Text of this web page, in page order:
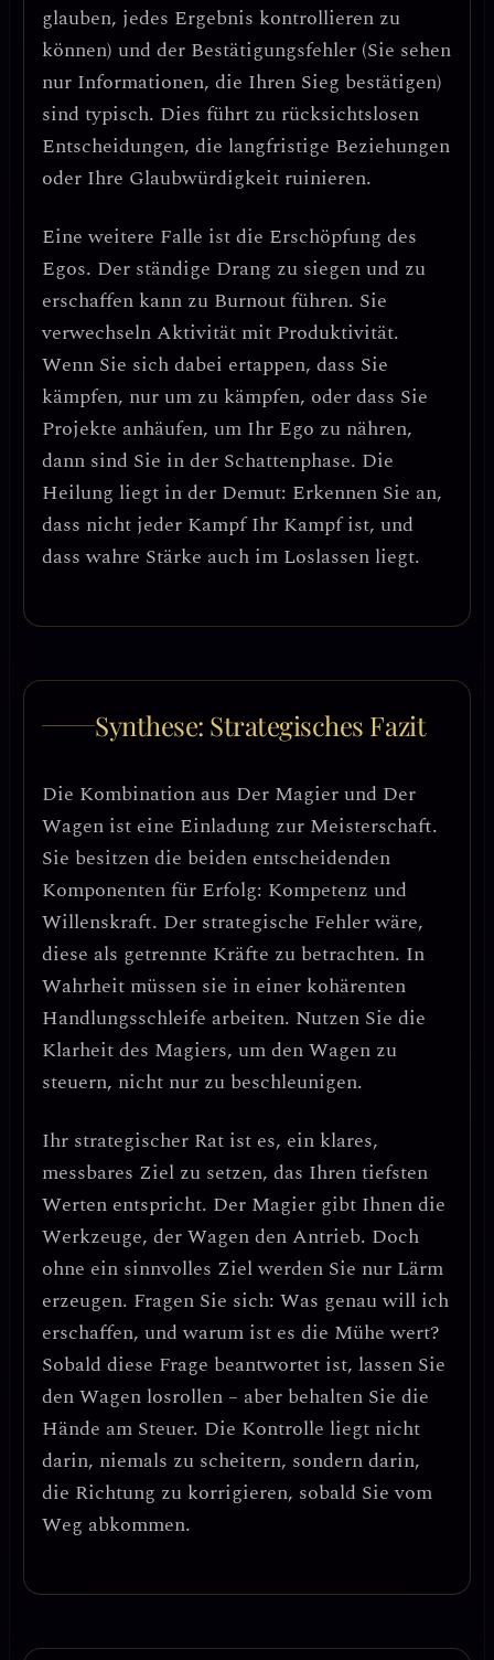
glauben, jedes Ergebnis kontrollieren zu
können) und der Bestätigungsfehler (Sie sehen
nur Informationen, die Ihren Sieg bestätigen)
sind typisch. Dies führt zu rücksichtslosen
Entscheidungen, die langfristige Beziehungen
oder Ihre Glaubwürdigkeit ruinieren.
Eine weitere Falle ist die Erschöpfung des
Egos. Der ständige Drang zu siegen und zu
erschaffen kann zu Burnout führen. Sie
verwechselnAktivität mit Produktivität.
Wenn Sie sich dabei ertappen, dass Sie
kämpfen, nur um zu kämpfen, oder dass Sie
Projekte anhäufen, um Ihr Ego zu nähren,
dann sind Sie in der Schattenphase. Die
Heilung liegt in der Demut: Erkennen Sie an,
dass nicht jeder Kampf Ihr Kampf ist, und
dass wahre Stärke auch im Loslassen liegt.
Synthese: Strategisches Fazit
Die Kombination aus Der Magier und Der
Wagen ist eine Einladung zur Meisterschaft.
Sie besitzen die beiden entscheidenden
Komponenten für Erfolg: Kompetenz und
Willenskraft. Der strategische Fehler wäre,
diese als getrennte Kräfte zu betrachten. In
Wahrheit müssen sie in einer kohärenten
Handlungsschleife arbeiten. Nutzen Sie die
Klarheit des Magiers, um den Wagen zu
steuern, nicht nur zu beschleunigen.
Ihr strategischer Rat ist es, ein klares,
messbares Ziel zu setzen, das Ihren tiefsten
Werten entspricht. Der Magier gibt Ihnen die
Werkzeuge, der Wagen den Antrieb. Doch
ohne ein sinnvolles Ziel werden Sie nur Lärm
erzeugen. Fragen Sie sich: Was genau will ich
erschaffen, und warum ist es die Mühe wert?
Sobald diese Frage beantwortet ist, lassen Sie
den Wagen losrollen – aber behalten Sie die
Hände am Steuer. Die Kontrolle liegt nicht
darin, niemals zu scheitern, sondern darin,
die Richtung zu korrigieren, sobald Sie vom
Weg abkommen.